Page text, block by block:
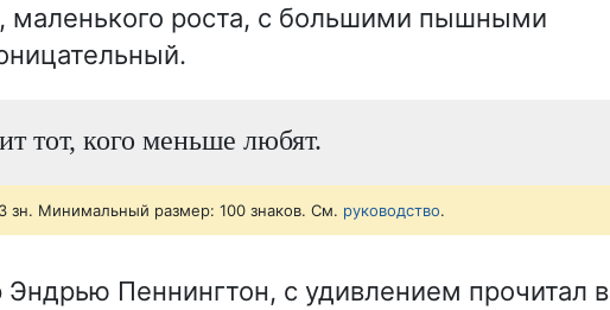
маленького роста, с большими пышными
тот, кого меньше любят.
зн. Минимальный размер: 100 знаков. См. руководство.
Пеннингтон, с удивлением прочитал в